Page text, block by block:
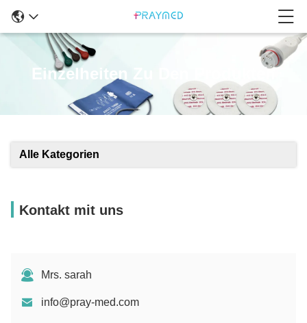
Einzelheiten Zu Den Produkten
Alle Kategorien
Kontakt mit uns
Mrs. sarah
info@pray-med.com